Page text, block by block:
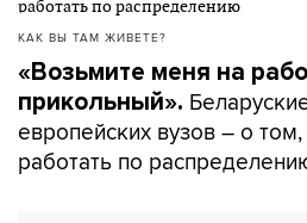
КАК ВЫ ТАМ ЖИВЕТЕ?
«Возьмите меня на
прикольный».
европейских вузов – о
работать по